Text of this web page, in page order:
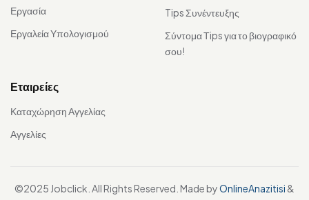
Εργασία
Εργαλεία Υπολογισμού
Tips Συνέντευξης
Σύντομα Τips για το βιογραφικό
σου!
Εταιρείες
Καταχώρηση Αγγελίας
Αγγελίες
©2025 Jobclick. All Rights Reserved. Made byOnlineAnazitisi &